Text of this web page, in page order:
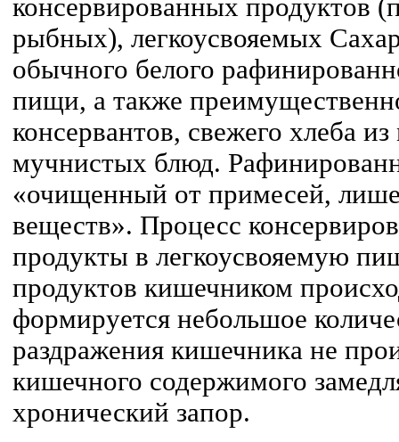
консервированных продуктов
рыбных), легкоусвояемых
обычного белого
пищи, а также
консервантов, свежего хлеба
мучнистых блюд.
«очищенный от примесей,
веществ». Процесс
продукты в легкоусвояемую
продуктов кишечником
формируется небольшое
раздражения кишечника не
кишечного содержимого
хронический запор.